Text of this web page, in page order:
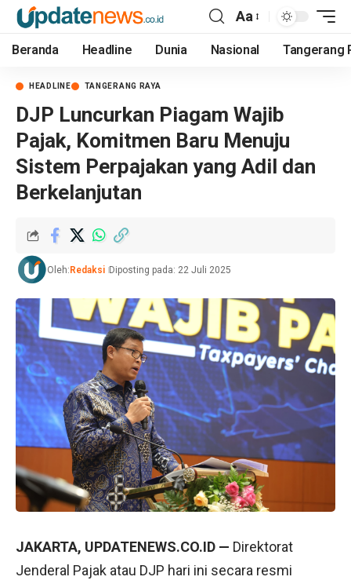
Aa
Beranda Headline Dunia Nasional Tangerang
HEADLINE TANGERANG RAYA
DJP Luncurkan Piagam Wajib
Pajak, Komitmen Baru Menuju
Sistem Perpajakan yang Adil dan
Berkelanjutan
Oleh: Redaksi Diposting pada: 22 Juli 2025
JAKARTA, UPDATENEWS.CO.ID — Direktorat
Jenderal Pajak atau DJP hari ini secara resmi